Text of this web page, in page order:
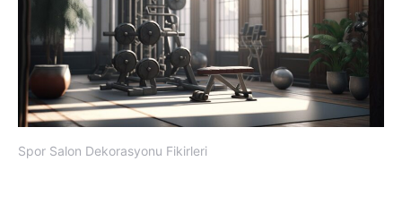
Spor Salon Dekorasyonu Fikirleri